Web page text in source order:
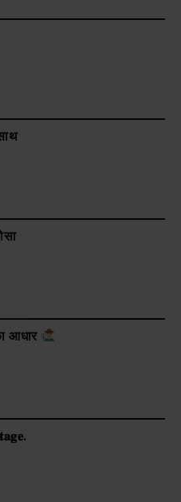
आधार